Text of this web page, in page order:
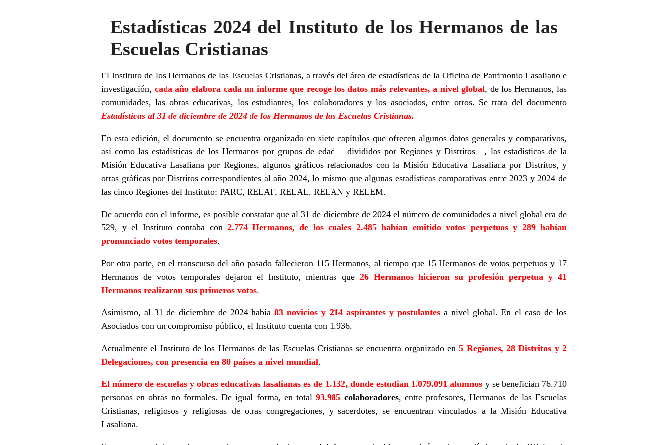
Estadísticas 2024 del Instituto de los Hermanos de las
Escuelas Cristianas
El Instituto de los Hermanos de las Escuelas Cristianas, a través del área de estadísticas de la Oficina de Patrimonio Lasaliano e
investigación, cada año elabora cada un informe que recoge los datos más relevantes, a nivel global, de los Hermanos, las
comunidades, las obras educativas, los estudiantes, los colaboradores y los asociados, entre otros. Se trata del documento
Estadísticas al 31 de diciembre de 2024 de los Hermanos de las Escuelas Cristianas.
En esta edición, el documento se encuentra organizado en siete capítulos que ofrecen algunos datos generales y comparativos,
así como las estadísticas de los Hermanos por grupos de edad —divididos por Regiones y Distritos—, las estadísticas de la
Misión Educativa Lasaliana por Regiones, algunos gráficos relacionados con la Misión Educativa Lasaliana por Distritos, y
otras gráficas por Distritos correspondientes al año 2024, lo mismo que algunas estadísticas comparativas entre 2023 y 2024 de
las cinco Regiones del Instituto: PARC, RELAF, RELAL, RELAN y RELEM.
De acuerdo con el informe, es posible constatar que al 31 de diciembre de 2024 el número de comunidades a nivel global era de
529, y el Instituto contaba con 2.774 Hermanos, de los cuales 2.485 habían emitido votos perpetuos y 289 habían
pronunciado votos temporales.
Por otra parte, en el transcurso del año pasado fallecieron 115 Hermanos, al tiempo que 15 Hermanos de votos perpetuos y 17
Hermanos de votos temporales dejaron el Instituto, mientras que 26 Hermanos hicieron su profesión perpetua y 41
Hermanos realizaron sus primeros votos.
Asimismo, al 31 de diciembre de 2024 había83 novicios y 214 aspirantes y postulantesa nivel global. En el caso de los
Asociados con un compromiso público, el Instituto cuenta con 1.936.
Actualmente el Instituto de los Hermanos de las Escuelas Cristianas se encuentra organizado en5 Regiones, 28 Distritos y 2
Delegaciones, con presencia en 80 países a nivel mundial.
El número de escuelas y obras educativas lasalianas es de 1.132, donde estudian 1.079.091 alumnos y se benefician 76.710
personas en obras no formales. De igual forma, en total93.985 colaboradores, entre profesores, Hermanos de las Escuelas
Cristianas, religiosos y religiosas de otras congregaciones, y sacerdotes, se encuentran vinculados a la Misión Educativa
Lasaliana.